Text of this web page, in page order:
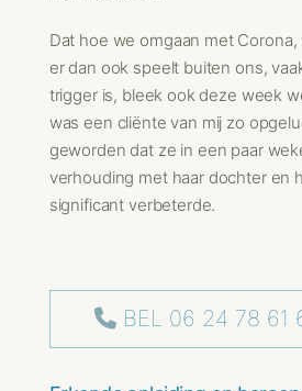
Dat hoe we omgaan met
er dan ook speelt buiten ons,
trigger is, bleek ook deze week
was een cliënte van mij zo
geworden dat ze in een paar
verhouding met haar dochter en
significant verbeterde.
BEL 06 24 78 61